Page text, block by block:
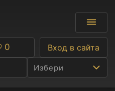
Избери
Любими
0 Вход в сайта